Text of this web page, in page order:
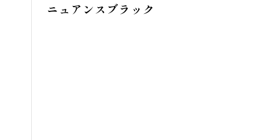
ニュアンスブラック